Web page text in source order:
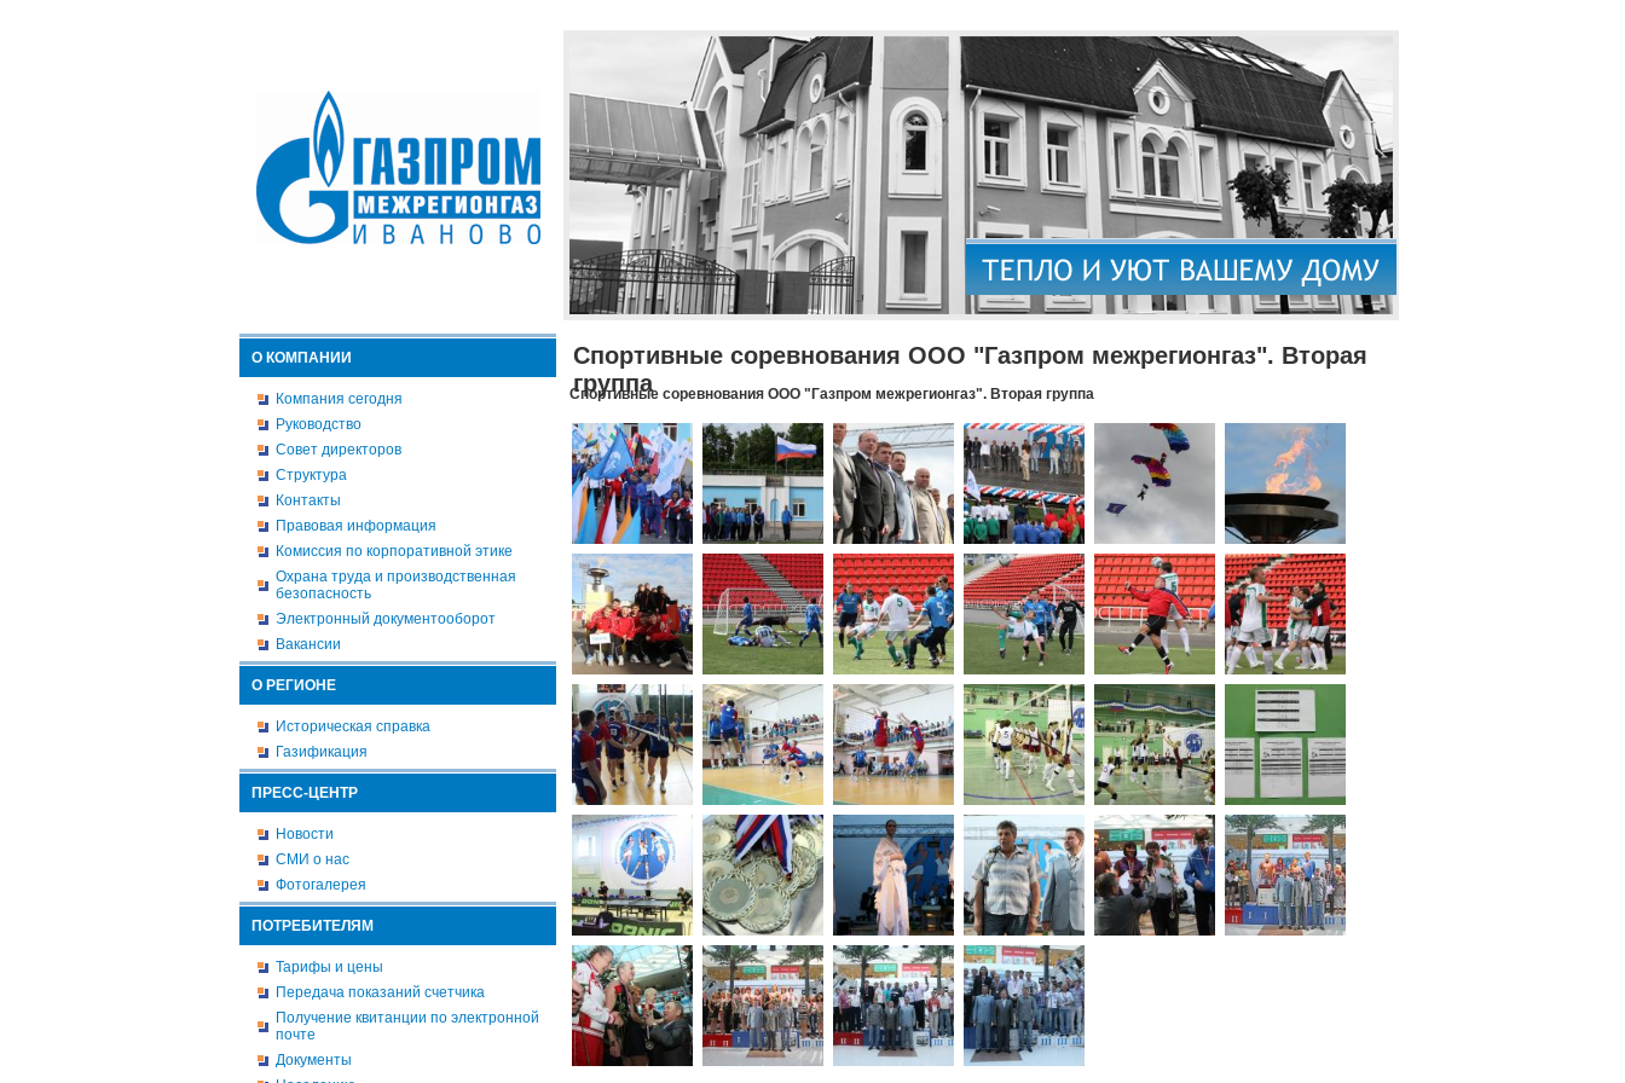
О КОМПАНИИ
Компания сегодня
Руководство
Совет директоров
Структура
Контакты
Правовая информация
Комиссия по корпоративной этике
Охрана труда и производственная
безопасность
Электронный документооборот
Вакансии
О РЕГИОНЕ
Историческая справка
Газификация
ПРЕСС-ЦЕНТР
Новости
СМИ о нас
Фотогалерея
ПОТРЕБИТЕЛЯМ
Тарифы и цены
Передача показаний счетчика
Получение квитанции по электронной
почте
Документы
Спортивные соревнования ООО "Газпром межрегионгаз". Вторая
группа
Спортивные соревнования ООО "Газпром межрегионгаз". Вторая группа